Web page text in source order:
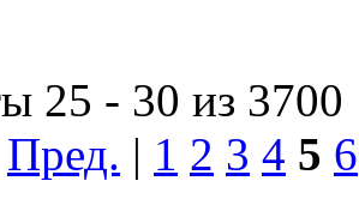
25 - 30 из 3700
Пред. | 1 2 3 4 5 6